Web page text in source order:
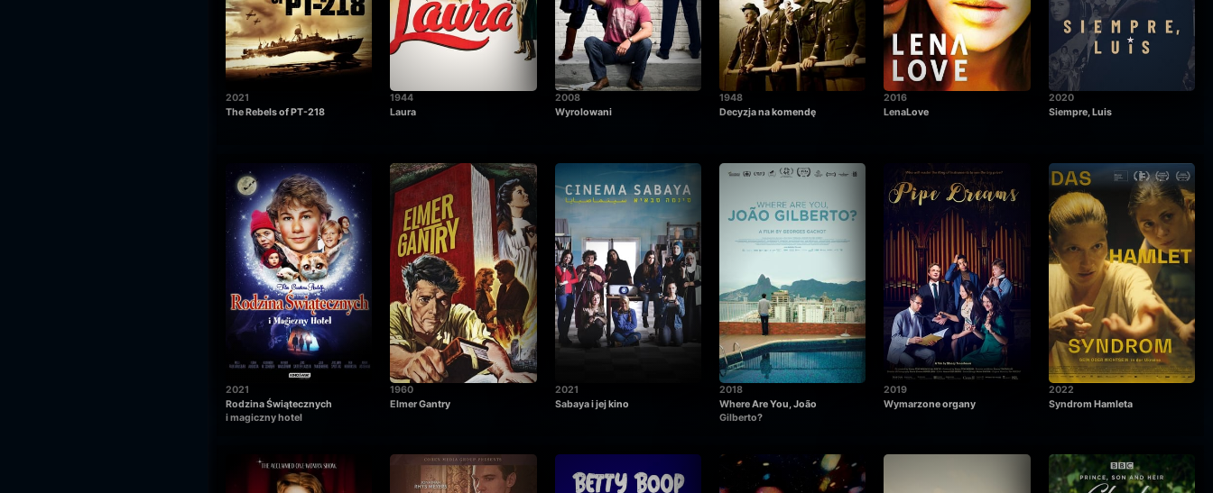
2021
The Rebels of PT-218
1944
Laura
2008
Wyrolowani
1948
Decyzja na komendę
2016
LenaLove
2020
Siempre, Luis
2021
Rodzina Świątecznych
i magiczny hotel
1960
Elmer Gantry
2021
Sabaya i jej kino
2018
Where Are You, João
Gilberto?
2019
Wymarzone organy
2022
Syndrom Hamleta